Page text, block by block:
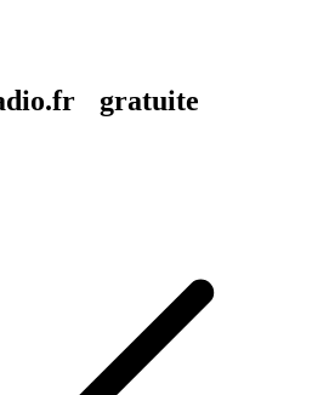
gratuite